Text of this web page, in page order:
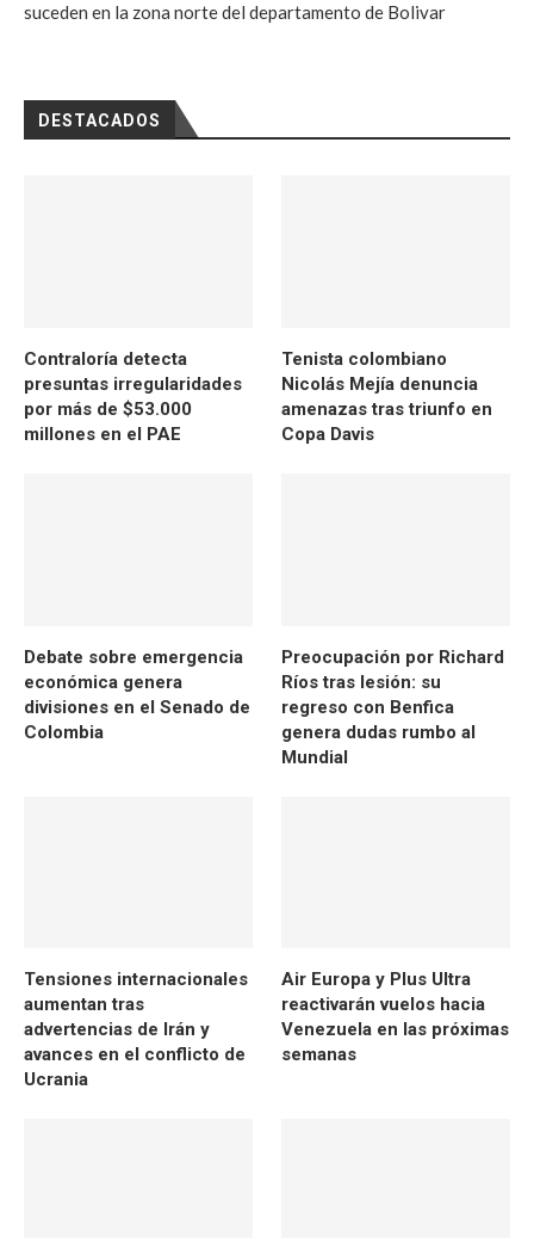
suceden en la zona norte del departamento de Bolivar
DESTACADOS
Contraloría detecta
presuntas irregularidades
por más de $53.000
millones en el PAE
Tenista colombiano
Nicolás Mejía denuncia
amenazas tras triunfo en
Copa Davis
Debate sobre emergencia
económica genera
divisiones en el Senado de
Colombia
Preocupación por Richard
Ríos tras lesión: su
regreso con Benfica
genera dudas rumbo al
Mundial
Tensiones internacionales
aumentan tras
advertencias de Irán y
avances en el conflicto de
Ucrania
Air Europa y Plus Ultra
reactivarán vuelos hacia
Venezuela en las próximas
semanas